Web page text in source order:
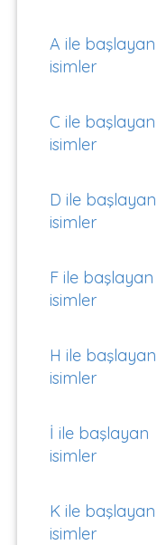
A ile başlayan
isimler
C ile başlayan
isimler
D ile başlayan
isimler
F ile başlayan
isimler
H ile başlayan
isimler
İ ile başlayan
isimler
K ile başlayan
isimler